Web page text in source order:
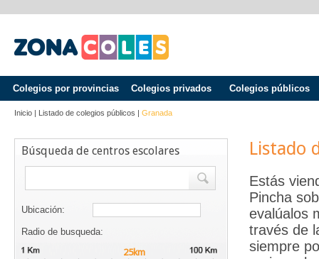
Colegios por provincias Colegios privados Colegios públicos
Inicio | Listado de colegios públicos | Granada
Búsqueda de centros escolares
Ubicación:
Radio de busqueda:
Listado
Estás
Pincha
evalúalos
través de
siempre